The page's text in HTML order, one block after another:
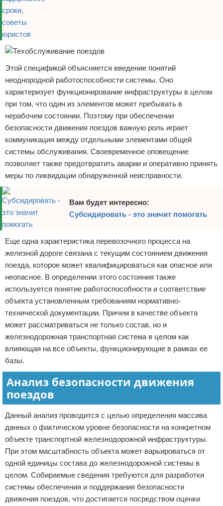
Этой спецификой объясняется введение понятий
неоднородной работоспособности системы. Оно
характеризует функционирование инфраструктуры в целом
при том, что один из элементов может пребывать в
нерабочем состоянии. Поэтому при обеспечении
безопасности движения поездов важную роль играет
коммуникация между отдельными элементами общей
системы обслуживания. Своевременное оповещение
позволяет также предотвратить аварии и оперативно принять
меры по ликвидации обнаруженной неисправности.
Вам будет интересно:
Субсидировать - это значит помогать
Еще одна характеристика перевозочного процесса на
железной дороге связана с текущим состоянием движения
поезда, которое может квалифицироваться как опасное или
неопасное. В определении этого состояния также
используется понятие работоспособности и соответствие
объекта установленным требованиям нормативно-
технической документации. Причем в качестве объекта
может рассматриваться не только состав, но и
железнодорожная транспортная система в целом как
влияющая на все объекты, функционирующие в рамках ее
базы.
Анализ безопасности движения
поездов
Данный анализ проводится с целью определения массива
данных о фактическом уровне безопасности на конкретном
объекте транспортной железнодорожной инфраструктуры.
При этом масштабность объекта может варьироваться от
одной единицы состава до железнодорожной системы в
целом. Собираемые сведения требуются для разработки
системы обеспечения и поддержания безопасности
движения поездов, что достигается посредством оценки